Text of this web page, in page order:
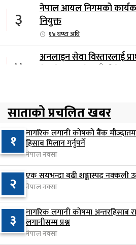
३
नेपाल आयल निगमको
नियुक्त
१४ घण्टा अघि
४
अनलाइन सेवा विस्तारलाई
५
सरकारद्वारा राष्ट्रसेवक
न्यूनतम तलब २८ हजार ९८४
१५ घण्टा अघि
६
सिद्धबाबा सुरुङ निर्माणमा ३
फागुनको समयसीमा
२२ घण्टा अघि
७
निम्सदाइसहित चार
ल्याइयो
१ दिन अघि
साताको प्रचलित खबर
१ नागरिक लगानी कोषको बैंक
हिसाब मिलान गर्नुपर्ने
नेपाल नक्सा
२ एक सयभन्दा बढी शङ्कास्पद नक्कली
नेपाल नक्सा
३ नागरिक लगानी कोषमा
लगानीसम्म प्रश्न
नेपाल नक्सा